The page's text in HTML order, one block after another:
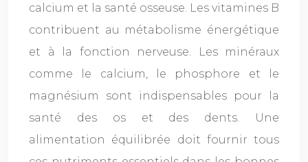
calcium et la santé osseuse. Les vitamines B
contribuent au métabolisme énergétique
et à la fonction nerveuse. Les minéraux
comme le calcium, le phosphore et le
magnésium sont indispensables pour la
santé des os et des dents. Une
alimentation équilibrée doit fournir tous